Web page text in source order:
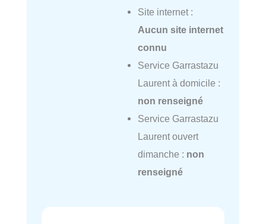
Site internet :
Aucun site internet
connu
Service Garrastazu
Laurent à domicile :
non renseigné
Service Garrastazu
Laurent ouvert
dimanche : non
renseigné